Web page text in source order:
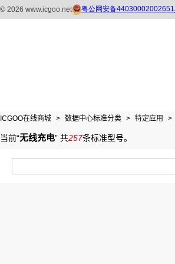
ICGOO在线商城 > 数据中心标准分类 > 特定应用 >
当前“无线充电” 共257条标准型号。